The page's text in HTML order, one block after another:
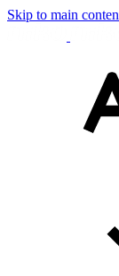
Skip to main